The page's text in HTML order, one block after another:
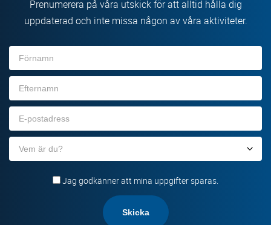
Prenumerera på våra utskick för att alltid hålla dig
uppdaterad och inte missa någon av våra aktiviteter.
Förnamn
Efternamn
post
Organisation
Jag godkänner att mina uppgifter sparas.